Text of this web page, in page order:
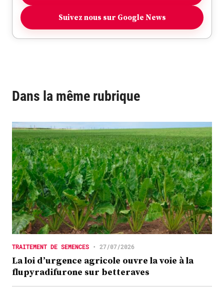
Suivez nous sur Google News
Dans la même rubrique
TRAITEMENT DE SEMENCES • 27/07/2026
La loi d’urgence agricole ouvre la voie à la
flupyradifurone sur betteraves